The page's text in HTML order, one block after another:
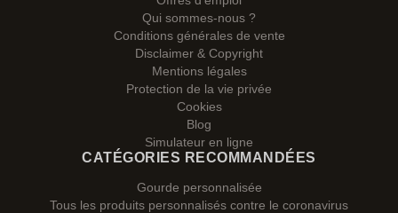
Qui sommes-nous ?
Conditions générales de vente
Disclaimer & Copyright
Mentions légales
Protection de la vie privée
Cookies
Blog
Simulateur en ligne
CATÉGORIES RECOMMANDÉES
Gourde personnalisée
Tous les produits personnalisés contre le coronavirus